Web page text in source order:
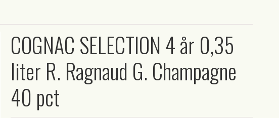
COGNAC SELECTION 4 år 0,35
liter R. Ragnaud G. Champagne
40 pct